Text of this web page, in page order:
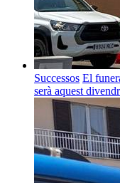
Successos El
serà aquest